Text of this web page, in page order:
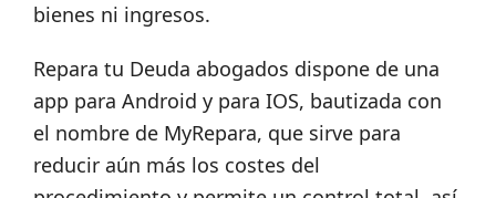
bienes ni ingresos.
Repara tu Deuda abogados dispone de una
app para Android y para IOS, bautizada con
el nombre de MyRepara, que sirve para
reducir aún más los costes del